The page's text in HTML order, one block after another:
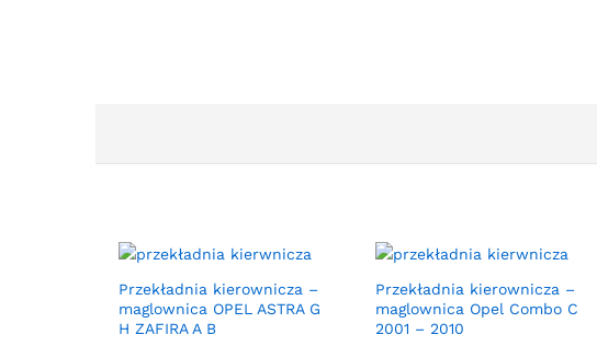
Przekładnia kierownicza –
maglownica OPEL ASTRA G
H ZAFIRA A B
Przekładnia kierownicza –
maglownica Opel Combo C
2001 – 2010